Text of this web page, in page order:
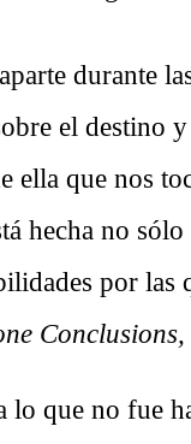
durante
el destino
ella que nos
hecha no sólo
por las
Conclusions,
lo que no fue